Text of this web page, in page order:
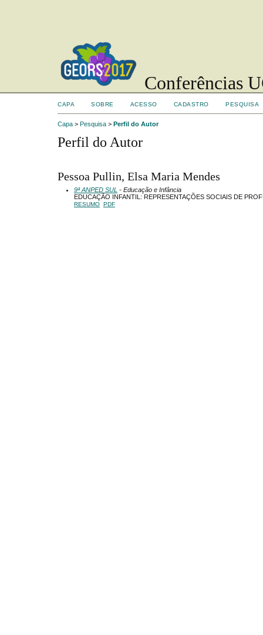
Conferências
CAPA SOBRE ACESSO CADASTRO PESQUISA
Capa > Pesquisa > Perfil do Autor
Perfil do Autor
Pessoa Pullin, Elsa Maria Mendes
9ª ANPED SUL - Educação e Infância
EDUCAÇÃO INFANTIL: REPRESENTAÇÕES SOCIAIS DE
RESUMO PDF